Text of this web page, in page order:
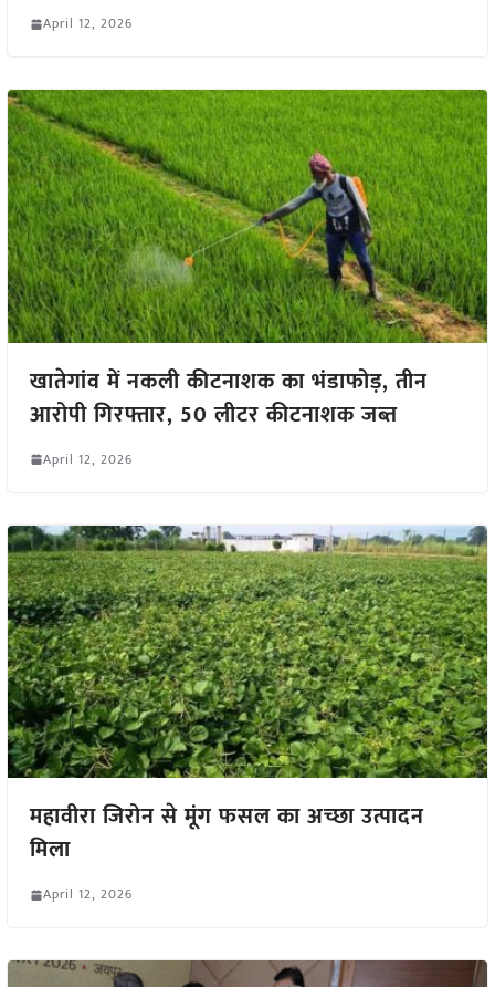
April 12, 2026
खातेगांव में नकली कीटनाशक का भंडाफोड़, तीन
आरोपी गिरफ्तार, 50 लीटर कीटनाशक जब्त
April 12, 2026
महावीरा जिरोन से मूंग फसल का अच्छा उत्पादन
मिला
April 12, 2026